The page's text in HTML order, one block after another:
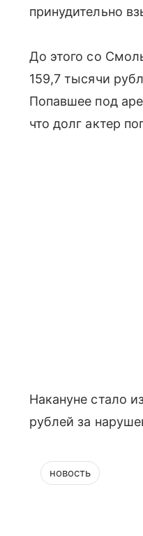
принудительно
До этого со
159,7 тысячи
Попавшее под
что долг актер
Накануне стало
рублей за
новость